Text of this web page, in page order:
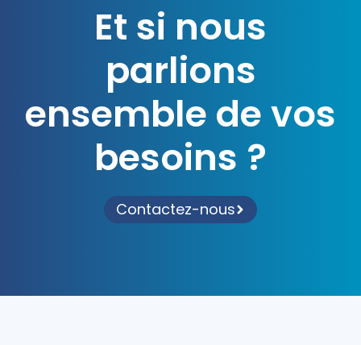
Et si nous
parlions
ensemble de vos
besoins ?
Contactez-nous